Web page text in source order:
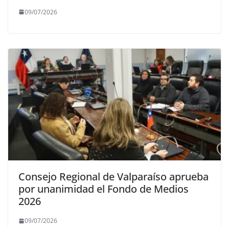
09/07/2026
Consejo Regional de Valparaíso aprueba
por unanimidad el Fondo de Medios
2026
09/07/2026